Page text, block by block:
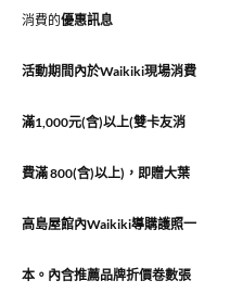
消費的優惠訊息
活動期間內於Waikiki現場消費
滿1,000元(含)以上(雙卡友消
費滿 800(含)以上)，即贈大葉
高島屋館內Waikiki導購護照一
本。內含推薦品牌折價卷數張